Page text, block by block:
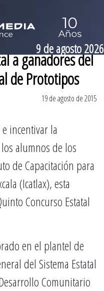
9 de agosto 2026
a ganadores del
de Prototipos
19 de agosto de 2015
incentivar la
alumnos de los
de Capacitación para
(Icatlax), esta
Concurso Estatal
en el plantel de
del Sistema Estatal
Comunitario